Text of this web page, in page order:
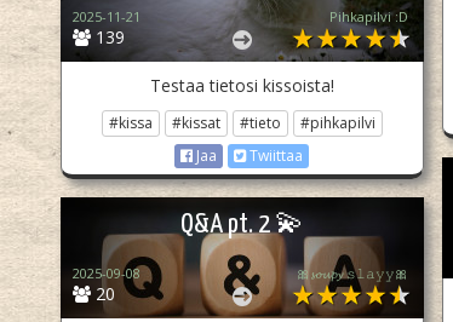
139
2025-11-21 Pihkapilvi :D
Testaa tietosi kissoista!
#kissa #kissat #tieto
#pihkapilvi
Jaa
Twiittaa
Q&A pt. 2 💫
20
2025-09-08 🎀𝓼𝓸𝓾𝓹𝔂 𝚜𝚕𝚊𝚢𝚢🎀